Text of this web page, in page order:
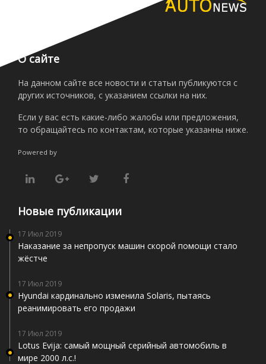
О сайте
На данном сайте все новости и статьи публикуются с
других источников, с указанием ссылки на них.
Если у вас есть какие-либо жалобы или предложения,
то обращайтесь по контактам, которые указанны ниже.
Powered by
Новые публикации
17 Июл 2019
Наказание за непропуск машин скорой помощи стало
жёстче
17 Июл 2019
Hyundai кардинально изменила Solaris, пытаясь
реанимировать его продажи
17 Июл 2019
Lotus Evija: самый мощный серийный автомобиль в
мире 2000 л.с.!